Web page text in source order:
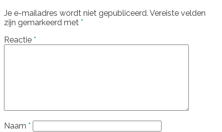
Je e-mailadres wordt niet gepubliceerd. Vereiste velden
zijn gemarkeerd met *
Reactie *
Naam *